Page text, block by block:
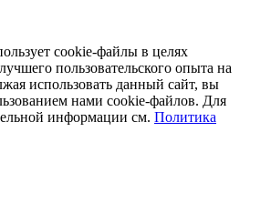
cookie-файлы в целях
пользовательского опыта на
использовать данный сайт, вы
нами cookie-файлов. Для
информации см. Политика